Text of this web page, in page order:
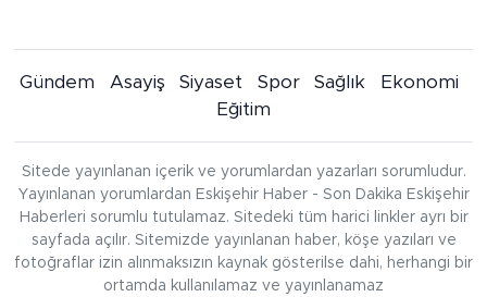
Gündem Asayiş Siyaset Spor Sağlık
Ekonomi
Eğitim
Sitede yayınlanan içerik ve yorumlardan yazarları sorumludur.
Yayınlanan yorumlardan Eskişehir Haber - Son Dakika Eskişehir
Haberleri sorumlu tutulamaz. Sitedeki tüm harici linkler ayrı bir
sayfada açılır. Sitemizde yayınlanan haber, köşe yazıları ve
fotoğraflar izin alınmaksızın kaynak gösterilse dahi, herhangi bir
ortamda kullanılamaz ve yayınlanamaz